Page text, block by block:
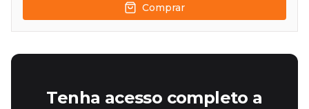
Comprar
Tenha acesso completo a